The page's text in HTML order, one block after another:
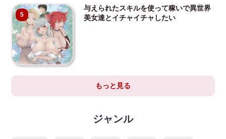
5
与えられたスキルを使って稼いで異世界
美女達とイチャイチャしたい
もっと見る
ジャンル